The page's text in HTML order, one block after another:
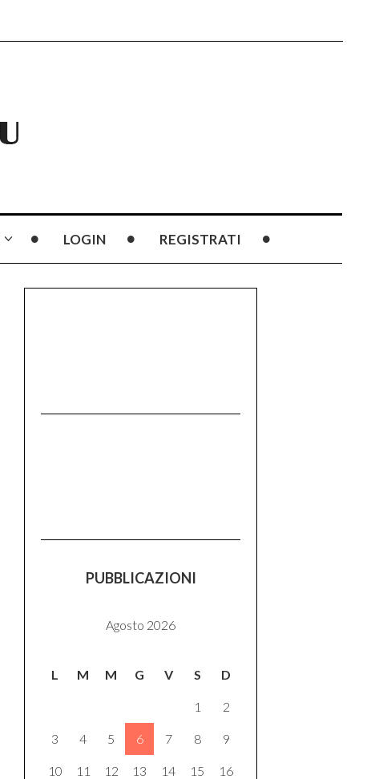
LOGIN REGISTRATI
PUBBLICAZIONI
Agosto 2026
L M M G V S D
1 2
3 4 5 6 7 8 9
10 11 12 13 14 15 16